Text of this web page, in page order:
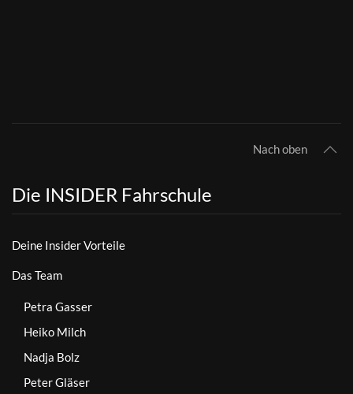
Nach oben
Die INSIDER Fahrschule
Deine Insider Vorteile
Das Team
Petra Gasser
Heiko Milch
Nadja Bolz
Peter Gläser